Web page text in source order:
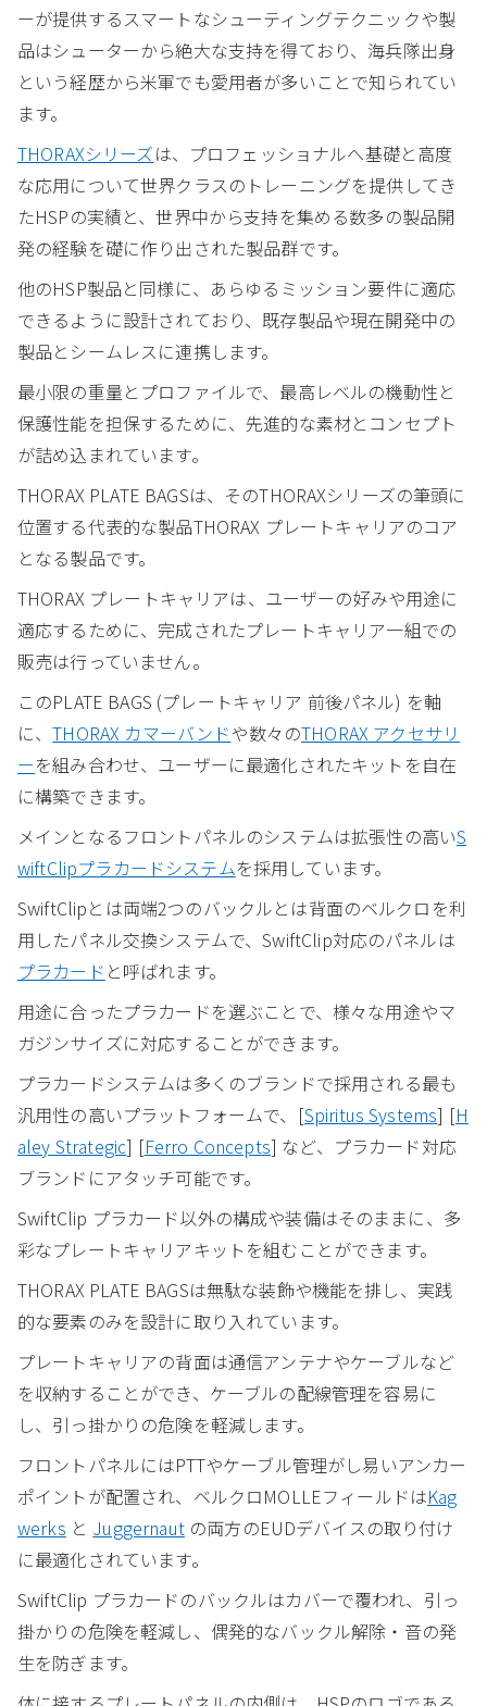
ーが提供するスマートなシューティングテクニックや製
品はシューターから絶大な支持を得ており、海兵隊出身
という経歴から米軍でも愛用者が多いことで知られてい
ます。
THORAXシリーズは、プロフェッショナルへ基礎と高度
な応用について世界クラスのトレーニングを提供してき
たHSPの実績と、世界中から支持を集める数多の製品開
発の経験を礎に作り出された製品群です。
他のHSP製品と同様に、あらゆるミッション要件に適応
できるように設計されており、既存製品や現在開発中の
製品とシームレスに連携します。
最小限の重量とプロファイルで、最高レベルの機動性と
保護性能を担保するために、先進的な素材とコンセプト
が詰め込まれています。
THORAX PLATE BAGSは、そのTHORAXシリーズの筆頭に
位置する代表的な製品THORAX プレートキャリアのコア
となる製品です。
THORAX プレートキャリアは、ユーザーの好みや用途に
適応するために、完成されたプレートキャリア一組での
販売は行っていません。
このPLATE BAGS (プレートキャリア 前後パネル) を軸
に、THORAX カマーバンドや数々のTHORAX アクセサリ
ーを組み合わせ、ユーザーに最適化されたキットを自在
に構築できます。
メインとなるフロントパネルのシステムは拡張性の高いS
wiftClipプラカードシステムを採用しています。
SwiftClipとは両端2つのバックルとは背面のベルクロを利
用したパネル交換システムで、SwiftClip対応のパネルは
プラカード と呼ばれます。
用途に合ったプラカードを選ぶことで、様々な用途やマ
ガジンサイズに対応することができます。
プラカードシステムは多くのブランドで採用される最も
汎用性の高いプラットフォームで、[Spiritus Systems] [H
aley Strategic] [Ferro Concepts] など、プラカード対応
ブランドにアタッチ可能です。
SwiftClip プラカード以外の構成や装備はそのままに、多
彩なプレートキャリアキットを組むことができます。
THORAX PLATE BAGSは無駄な装飾や機能を排し、実践
的な要素のみを設計に取り入れています。
プレートキャリアの背面は通信アンテナやケーブルなど
を収納することができ、ケーブルの配線管理を容易に
し、引っ掛かりの危険を軽減します。
フロントパネルにはPTTやケーブル管理がし易いアンカー
ポイントが配置され、ベルクロMOLLEフィールドはKag
werks と Juggernautの両方のEUDデバイスの取り付け
に最適化されています。
SwiftClip プラカードのバックルはカバーで覆われ、引っ
掛かりの危険を軽減し、偶発的なバックル解除・音の発
生を防ぎます。